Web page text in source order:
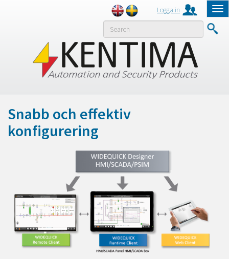
Logga in
MENY
Snabb och effektiv
konfigurering